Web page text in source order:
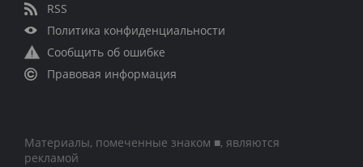
RSS
Политика конфиденциальности
Сообщить об ошибке
Правовая информация
Материалы, помеченные знаком ■, являются
рекламой